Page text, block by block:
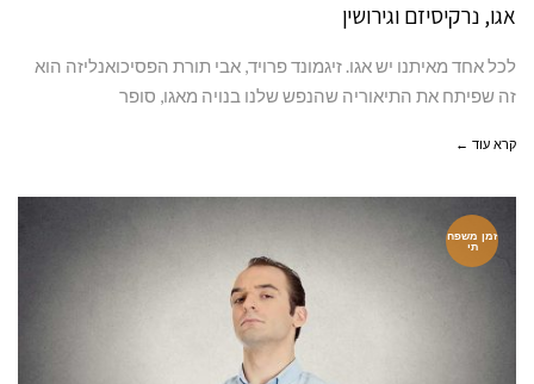
אגו, נרקיסיזם וגירושין
לכל אחד מאיתנו יש אגו. זיגמונד פרויד, אבי תורת הפסיכואנליזה הוא
זה שפיתח את התיאוריה שהנפש שלנו בנויה מאגו, סופר
קרא עוד ←
זמן משפח
תי